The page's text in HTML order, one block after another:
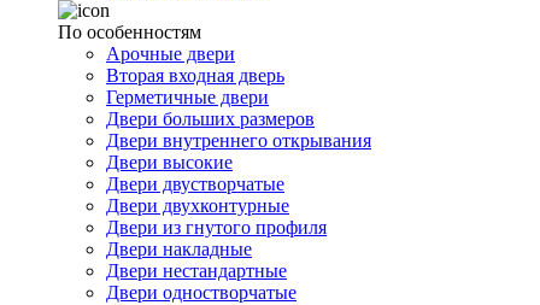
По особенностям
Арочные двери
Вторая входная дверь
Герметичные двери
Двери больших размеров
Двери внутреннего открывания
Двери высокие
Двери двустворчатые
Двери двухконтурные
Двери из гнутого профиля
Двери накладные
Двери нестандартные
Двери одностворчатые